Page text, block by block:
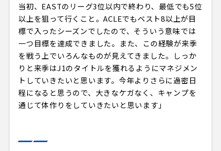
当初、EASTのリーグ3位以内で終わり、最低でも5位
以上を狙って行くこと。ACLEでもベスト8以上が目
標で入ったシーズンでしたので、そういう意味では
一つ目標を達成できました。また、この経験が来季
を戦う上でいろんなものが見えてきました。しっか
りと来季はJ1のタイトルを獲れるようにマネジメン
トしていきたいと思います。今年よりさらに過密日
程になると思うので、大きなケガなく、キャンプを
通じて体作りをしていきたいと思います」